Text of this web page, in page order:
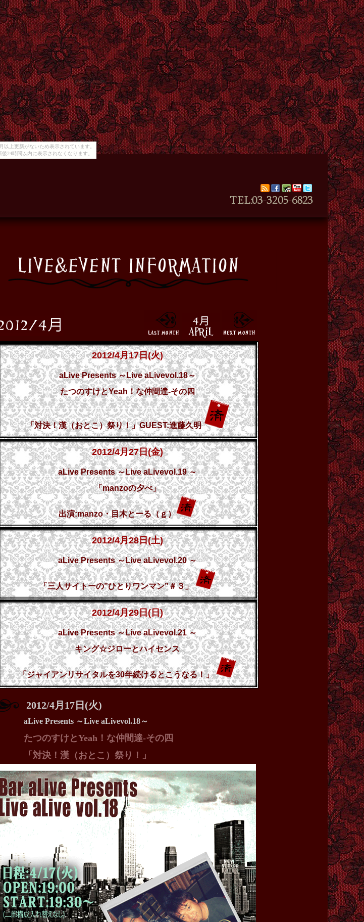
以上更新がないため表示されています。
24時間以内に表示されなくなります。
2012/4月17日(火)
aLive Presents ～Live aLivevol.18～
たつのすけとYeah！な仲間達-その四
「対決！漢（おとこ）祭り！」GUEST:進藤久明
2012/4月27日(金)
aLive Presents ～Live aLivevol.19 ～
「manzoの夕べ」
出演:manzo・目木とーる（ｇ）
2012/4月28日(土)
aLive Presents ～Live aLivevol.20 ～
「三人サイトーの”ひとりワンマン”＃３」
2012/4月29日(日)
aLive Presents ～Live aLivevol.21 ～
キング☆ジローとハイセンス
「ジャイアンリサイタルを30年続けるとこうなる！」
2012/4月17日(火)
aLive Presents ～Live aLivevol.18～
たつのすけとYeah！な仲間達-その四
「対決！漢（おとこ）祭り！」